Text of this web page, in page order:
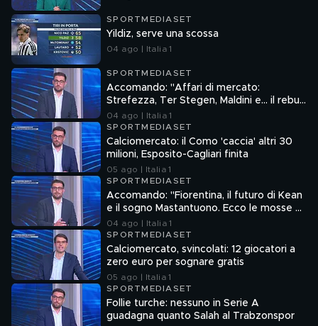
SPORTMEDIASET
Yildiz, serve una scossa
04 ago | Italia 1
SPORTMEDIASET
Accomando: "Affari di mercato:
Strefezza, Ter Stegen, Maldini e... il rebus
Sebastiano Esposito"
04 ago | Italia 1
SPORTMEDIASET
Calciomercato: il Como 'caccia' altri 30
milioni, Esposito-Cagliari finita
05 ago | Italia 1
SPORTMEDIASET
Accomando: "Fiorentina, il futuro di Kean
e il sogno Mastantuono. Ecco le mosse di
Como e Roma"
04 ago | Italia 1
SPORTMEDIASET
Calciomercato, svincolati: 12 giocatori a
zero euro per sognare gratis
05 ago | Italia 1
SPORTMEDIASET
Follie turche: nessuno in Serie A
guadagna quanto Salah al Trabzonspor